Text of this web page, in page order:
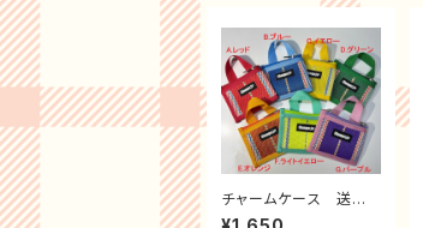
チャームケース 送料
無料